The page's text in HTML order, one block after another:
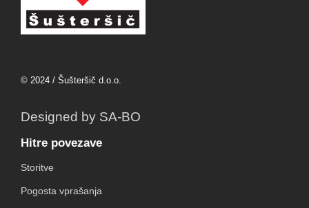
© 2024 / Šušteršič d.o.o.
Designed by SA-BO
Hitre povezave
Storitve
Pogosta vprašanja